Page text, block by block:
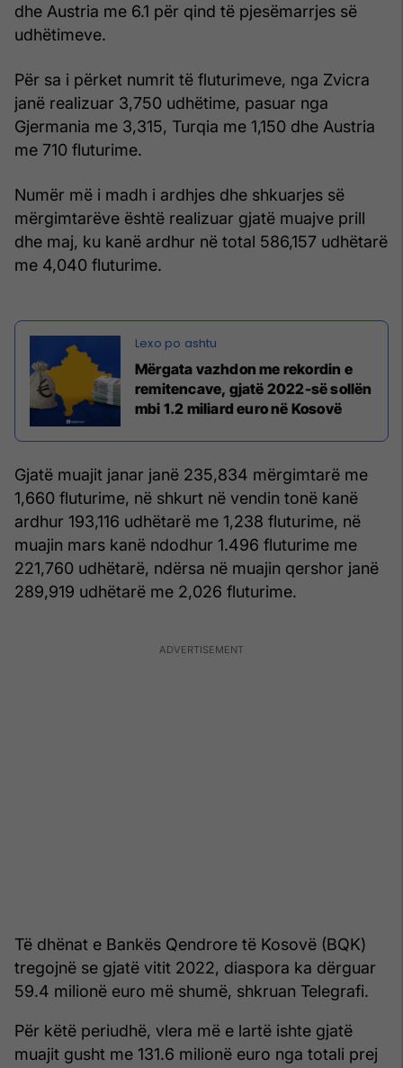
dhe Austria me 6.1 për qind të pjesëmarrjes së
udhëtimeve.
Për sa i përket numrit të fluturimeve, nga Zvicra
janë realizuar 3,750 udhëtime, pasuar nga
Gjermania me 3,315, Turqia me 1,150 dhe Austria
me 710 fluturime.
Numër më i madh i ardhjes dhe shkuarjes së
mërgimtarëve është realizuar gjatë muajve prill
dhe maj, ku kanë ardhur në total 586,157 udhëtarë
me 4,040 fluturime.
Mërgata vazhdon me rekordin e
remitencave, gjatë 2022-së sollën
mbi 1.2 miliard euro në Kosovë
Gjatë muajit janar janë 235,834 mërgimtarë me
1,660 fluturime, në shkurt në vendin tonë kanë
ardhur 193,116 udhëtarë me 1,238 fluturime, në
muajin mars kanë ndodhur 1.496 fluturime me
221,760 udhëtarë, ndërsa në muajin qershor janë
289,919 udhëtarë me 2,026 fluturime.
Të dhënat e Bankës Qendrore të Kosovë (BQK)
tregojnë se gjatë vitit 2022, diaspora ka dërguar
59.4 milionë euro më shumë, shkruan Telegrafi.
Për këtë periudhë, vlera më e lartë ishte gjatë
muajit gusht me 131.6 milionë euro nga totali prej